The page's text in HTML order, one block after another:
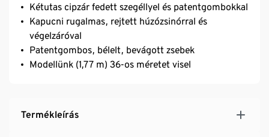
Kétutas cipzár fedett szegéllyel és patentgombokkal
Kapucni rugalmas, rejtett húzózsinórral és
végelzáróval
Patentgombos, bélelt, bevágott zsebek
Modellünk (1,77 m) 36-os méretet visel
Termékleírás